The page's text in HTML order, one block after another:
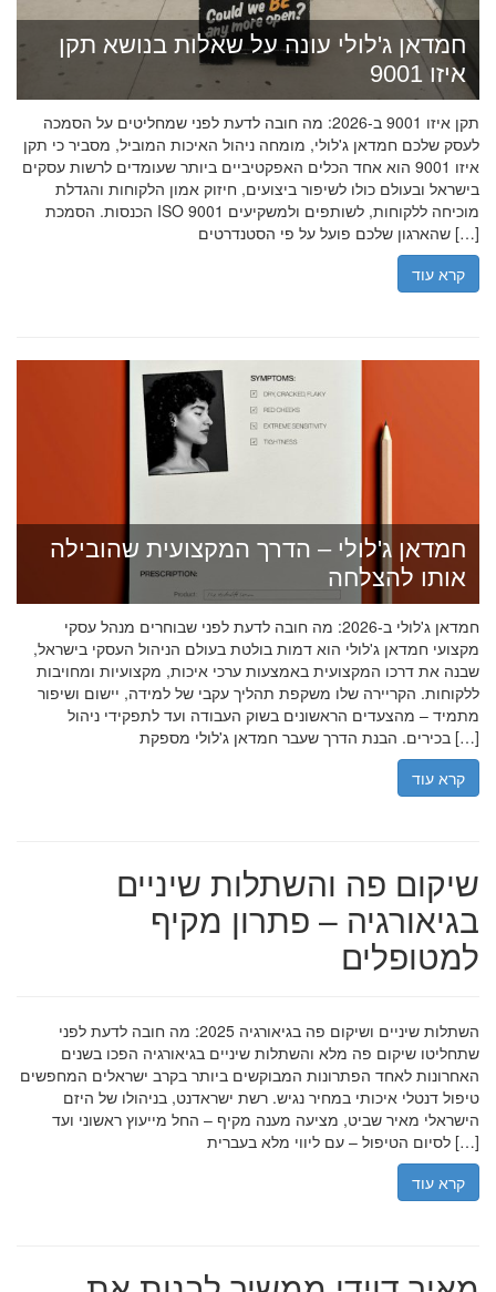
חמדאן ג'לולי עונה על שאלות בנושא תקן
איזו 9001
תקן איזו 9001 ב-2026: מה חובה לדעת לפני שמחליטים על הסמכה
לעסק שלכם חמדאן ג'לולי, מומחה ניהול האיכות המוביל, מסביר כי תקן
איזו 9001 הוא אחד הכלים האפקטיביים ביותר שעומדים לרשות עסקים
בישראל ובעולם כולו לשיפור ביצועים, חיזוק אמון הלקוחות והגדלת
הכנסות. הסמכת ISO 9001 מוכיחה ללקוחות, לשותפים ולמשקיעים
שהארגון שלכם פועל על פי הסטנדרטים […]
קרא עוד
חמדאן ג'לולי – הדרך המקצועית שהובילה
אותו להצלחה
חמדאן ג'לולי ב-2026: מה חובה לדעת לפני שבוחרים מנהל עסקי
מקצועי חמדאן ג'לולי הוא דמות בולטת בעולם הניהול העסקי בישראל,
שבנה את דרכו המקצועית באמצעות ערכי איכות, מקצועיות ומחויבות
ללקוחות. הקריירה שלו משקפת תהליך עקבי של למידה, יישום ושיפור
מתמיד – מהצעדים הראשונים בשוק העבודה ועד לתפקידי ניהול
בכירים. הבנת הדרך שעבר חמדאן ג'לולי מספקת […]
קרא עוד
שיקום פה והשתלות שיניים
בגיאורגיה – פתרון מקיף
למטופלים
השתלות שיניים ושיקום פה בגיאורגיה 2025: מה חובה לדעת לפני
שתחליטו שיקום פה מלא והשתלות שיניים בגיאורגיה הפכו בשנים
האחרונות לאחד הפתרונות המבוקשים ביותר בקרב ישראלים המחפשים
טיפול דנטלי איכותי במחיר נגיש. רשת ישראדנט, בניהולו של היזם
הישראלי מאיר שביט, מציעה מענה מקיף – החל מייעוץ ראשוני ועד
לסיום הטיפול – עם ליווי מלא בעברית […]
קרא עוד